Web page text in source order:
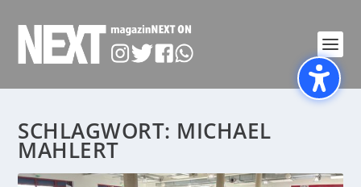
SCHLAGWORT: MICHAEL
MAHLERT